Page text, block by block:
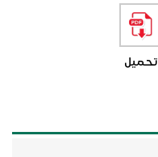
تحميل